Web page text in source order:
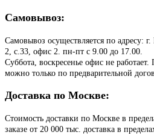
Самовывоз:
Самовывоз осуществляется по адресу:
2, с.33, офис 2. пн-пт с 9.00 до 17.00.
Суббота, воскресенье офис не
можно только по предварительной
Доставка по Москве:
Стоимость доставки по Москве в
заказе от 20 000 тыс. доставка в